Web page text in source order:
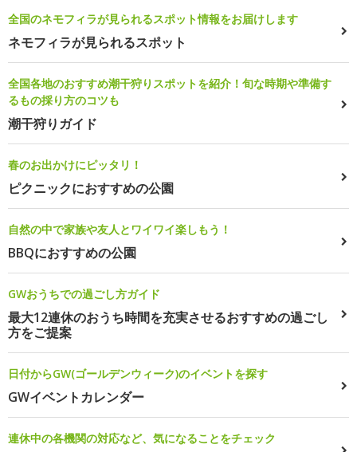
全国のネモフィラが見られるスポット情報をお届けします
ネモフィラが見られるスポット
全国各地のおすすめ潮干狩りスポットを紹介！旬な時期や準備す
るもの採り方のコツも
潮干狩りガイド
春のお出かけにピッタリ！
ピクニックにおすすめの公園
自然の中で家族や友人とワイワイ楽しもう！
BBQにおすすめの公園
GWおうちでの過ごし方ガイド
最大12連休のおうち時間を充実させるおすすめの過ごし
方をご提案
日付からGW(ゴールデンウィーク)のイベントを探す
GWイベントカレンダー
連休中の各機関の対応など、気になることをチェック